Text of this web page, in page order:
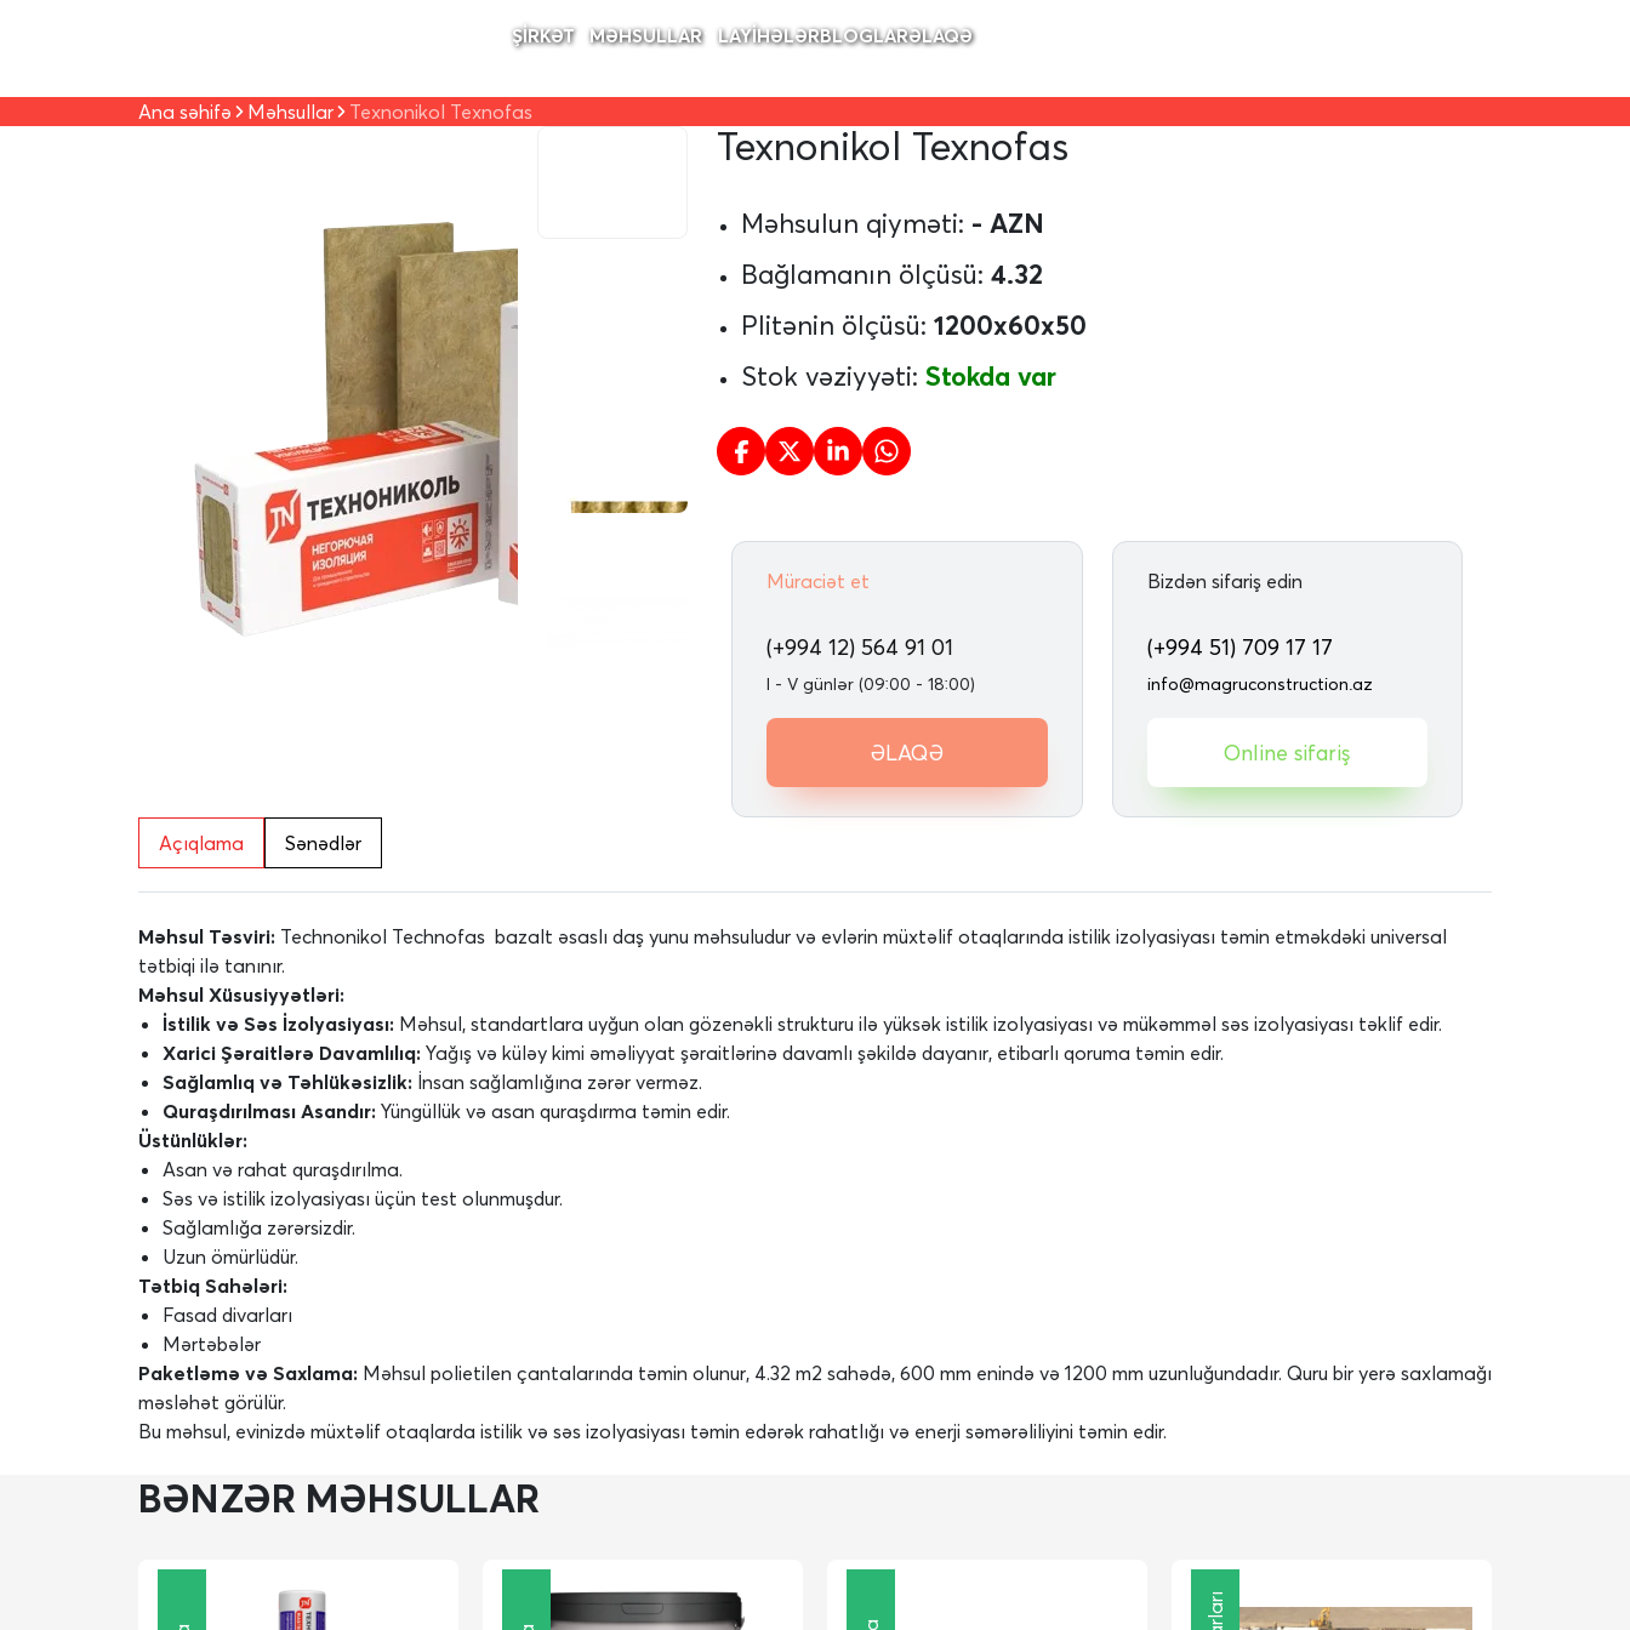
ŞIRKƏT MƏHSULLAR LAYİHƏLƏRBLOGLARƏLAQƏ
Ana səhifə Məhsullar Texnonikol Texnofas
Texnonikol Texnofas
Məhsulun qiyməti: - AZN
Bağlamanın ölçüsü: 4.32
Plitənin ölçüsü: 1200x60x50
Stok vəziyyəti: Stokda var
Müraciət et
(+994 12) 564 91 01
I - V günlər (09:00 - 18:00)
ƏLAQƏ
Bizdən sifariş edin
(+994 51) 709 17 17
info@magruconstruction.az
Online sifariş
Açıqlama Sənədlər
Məhsul Təsviri: Technonikol Technofas bazalt əsaslı daş yunu məhsuludur və evlərin müxtəlif otaqlarında istilik izolyasiyası təmin etməkdəki universal
tətbiqi ilə tanınır.
Məhsul Xüsusiyyətləri:
İstilik və Səs İzolyasiyası: Məhsul, standartlara uyğun olan gözenəkli strukturu ilə yüksək istilik izolyasiyası və mükəmməl səs izolyasiyası təklif edir.
Xarici Şəraitlərə Davamlılıq: Yağış və küləy kimi əməliyyat şəraitlərinə davamlı şəkildə dayanır, etibarlı qoruma təmin edir.
Sağlamlıq və Təhlükəsizlik: İnsan sağlamlığına zərər verməz.
Quraşdırılması Asandır: Yüngüllük və asan quraşdırma təmin edir.
Üstünlüklər:
Asan və rahat quraşdırılma.
Səs və istilik izolyasiyası üçün test olunmuşdur.
Sağlamlığa zərərsizdir.
Uzun ömürlüdür.
Tətbiq Sahələri:
Fasad divarları
Mərtəbələr
Paketləmə və Saxlama: Məhsul polietilen çantalarında təmin olunur, 4.32 m2 sahədə, 600 mm enində və 1200 mm uzunluğundadır. Quru bir yerə saxlamağı
məsləhət görülür.
Bu məhsul, evinizdə müxtəlif otaqlarda istilik və səs izolyasiyası təmin edərək rahatlığı və enerji səmərəliliyini təmin edir.
BƏNZƏR MƏHSULLAR